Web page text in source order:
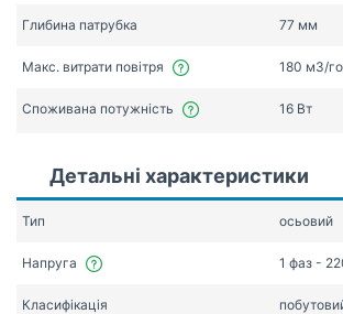
Глибина патрубка 77 мм
Макс. витрати повітря 180 мЗ/
Споживана потужність 16 Вт
Детальні характеристики
Тип осьовий
Напруга 1 фаз -
Класифікація